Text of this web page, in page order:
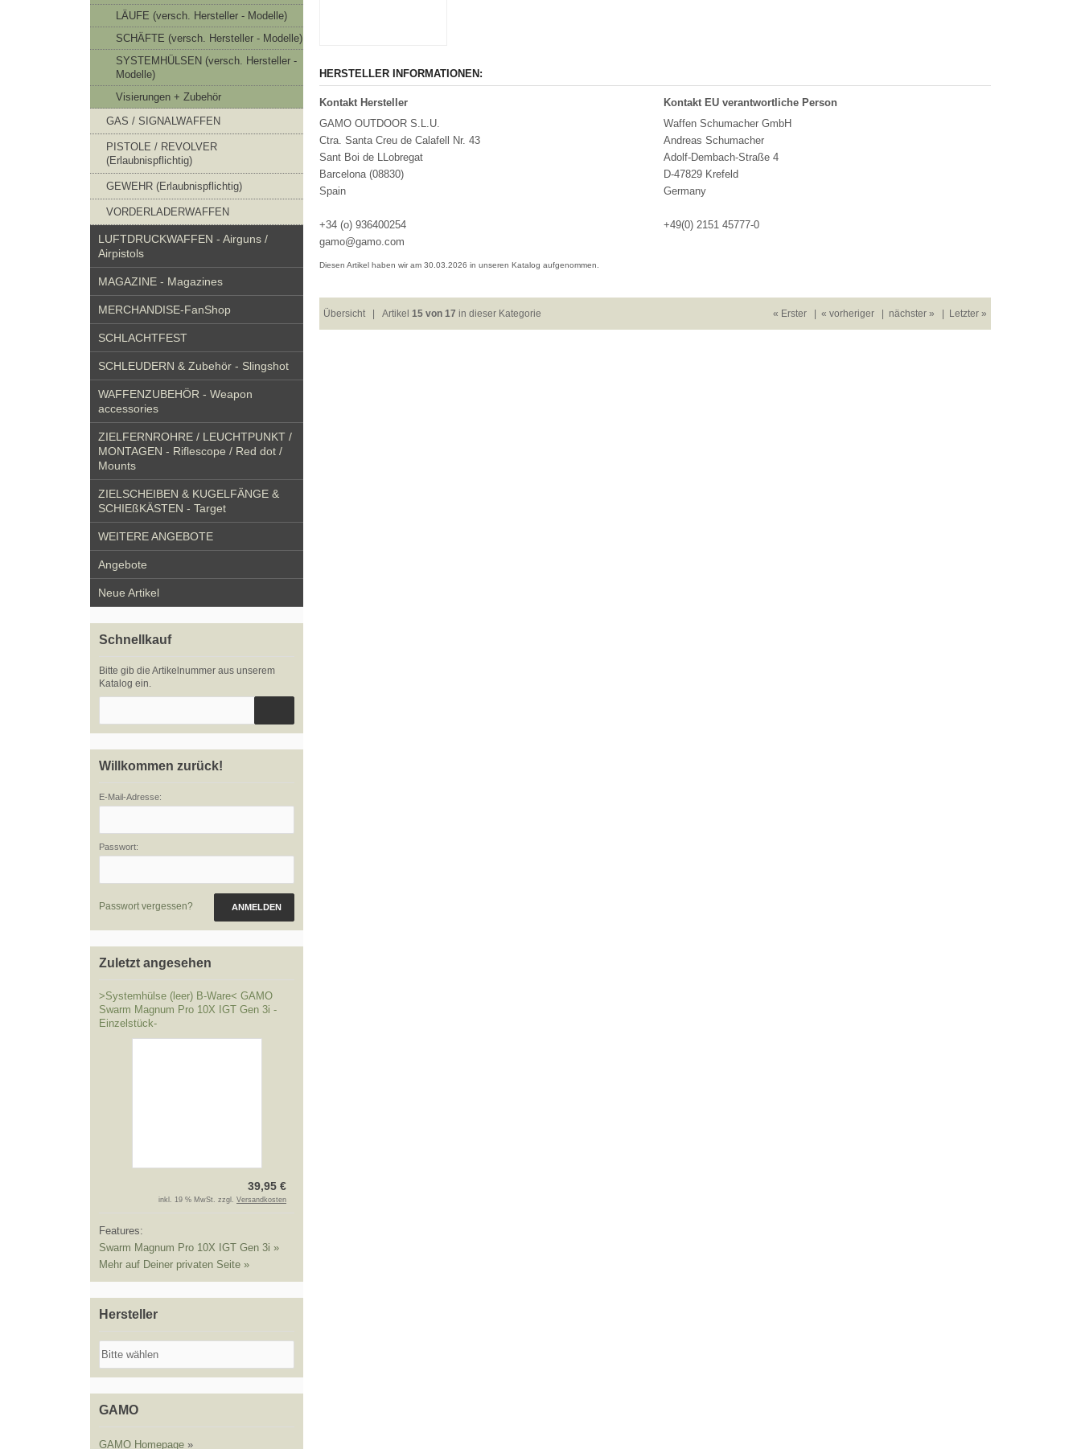
HERSTELLER INFORMATIONEN:
Kontakt Hersteller
GAMO OUTDOOR S.L.U.
Ctra. Santa Creu de Calafell Nr. 43
Sant Boi de LLobregat
Barcelona (08830)
Spain
+34 (o) 936400254
gamo@gamo.com
Kontakt EU verantwortliche Person
Waffen Schumacher GmbH
Andreas Schumacher
Adolf-Dembach-Straße 4
D-47829 Krefeld
Germany
+49(0) 2151 45777-0
Diesen Artikel haben wir am 30.03.2026 in unseren Katalog aufgenommen.
Übersicht| Artikel 15 von 17 in dieser Kategorie « Erster « vorheriger nächster » Letzter »
LÄUFE (versch. Hersteller - Modelle)
SCHÄFTE (versch. Hersteller - Modelle)
SYSTEMHÜLSEN (versch. Hersteller -
Modelle)
Visierungen + Zubehör
GAS / SIGNALWAFFEN
PISTOLE / REVOLVER
(Erlaubnispflichtig)
GEWEHR (Erlaubnispflichtig)
VORDERLADERWAFFEN
LUFTDRUCKWAFFEN - Airguns /
Airpistols
MAGAZINE - Magazines
MERCHANDISE-FanShop
SCHLACHTFEST
SCHLEUDERN & Zubehör - Slingshot
WAFFENZUBEHÖR - Weapon
accessories
ZIELFERNROHRE / LEUCHTPUNKT /
MONTAGEN - Riflescope / Red dot /
Mounts
ZIELSCHEIBEN & KUGELFÄNGE &
SCHIEßKÄSTEN - Target
WEITERE ANGEBOTE
Angebote
Neue Artikel
Schnellkauf
Bitte gib die Artikelnummer aus unserem
Katalog ein.
Willkommen zurück!
E-Mail-Adresse:
Passwort:
Passwort vergessen? ANMELDEN
Zuletzt angesehen
>Systemhülse (leer) B-Ware< GAMO
Swarm Magnum Pro 10X IGT Gen 3i -
Einzelstück-
39,95 €
inkl. 19 % MwSt. zzgl. Versandkosten
Features:
Swarm Magnum Pro 10X IGT Gen 3i »
Mehr auf Deiner privaten Seite »
Hersteller
GAMO
GAMO Homepage »